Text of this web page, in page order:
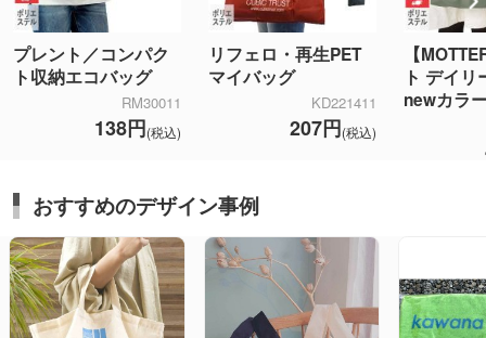
プレント／コンパク
ト収納エコバッグ
RM30011
138円(税込)
リフェロ・再生PET
マイバッグ
KD221411
207円(税込)
【
ト デイリ
newカラ
おすすめのデザイン事例